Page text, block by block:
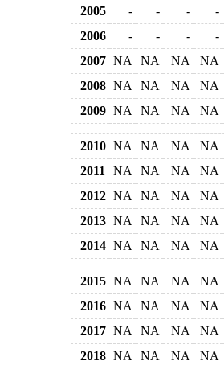
2005 - - -
-
2006
- - -
-
2007 NA NA NA
NA
2008 NA NA NA
NA
2009 NA NA NA NA
2010 NA NA NA
NA
2011
NA NA NA
NA
2012 NA NA NA
NA
2013 NA NA NA
NA
2014 NA NA NA NA
2015 NA NA NA
NA
2016 NA NA NA
NA
2017 NA NA NA
NA
2018 NA NA NA
NA